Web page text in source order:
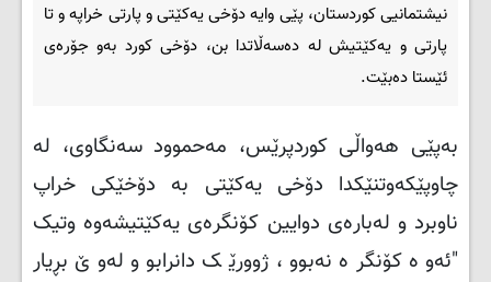
نیشتمانیی کوردستان، پێی وایە دۆخی یەکێتی و پارتی خراپە و تا
پارتی و یەکێتیش لە دەسەڵاتدا بن، دۆخی کورد بەو جۆرەی
ئێستا دەبێت.
بەپێی هەواڵی کوردپرێس، مەحموود سەنگاوی، لە
چاوپێکەوتنێکدا دۆخی یەکێتی بە دۆخێکی خراپ
ناوبرد و لەبارەی دوایین کۆنگرەی یەکێتیشەوە وتیک
"ئەوە کۆنگرە نەبوو، ژوورێک دانرابوو لەوێ بڕیار